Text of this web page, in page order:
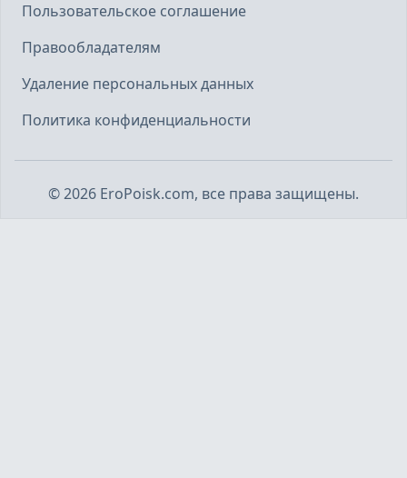
Пользовательское соглашение
Правообладателям
Удаление персональных данных
Политика конфиденциальности
©2026 EroPoisk.com, все права защищены.